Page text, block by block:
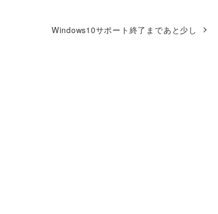
Windows10サポート終了まであと少し